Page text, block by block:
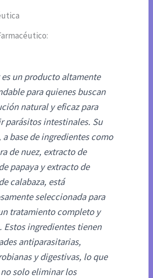
es un producto altamente
para quienes buscan
natural y eficaz para
parásitos intestinales. Su
a base de ingredientes como
de nuez, extracto de
papaya y extracto de
calabaza, está
seleccionada para
tratamiento completo y
Estos ingredientes tienen
antiparasitarias,
y digestivas, lo que
solo eliminar los